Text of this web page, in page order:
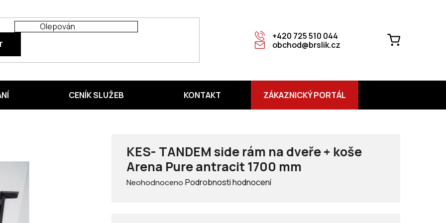
+420 725 510 044
obchod@brslik.cz
NÁKUPNÍ
CENÍK SLUŽEB KONTAKT ZÁKAZNICKÝ PORTÁL
KES- TANDEM side rám na dveře + koše
Arena Pure antracit 1700 mm
Průměrné
Neohodnoceno Podrobnosti hodnocení